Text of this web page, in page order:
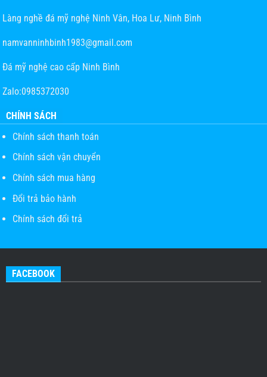
Làng nghề đá mỹ nghệ Ninh Vân, Hoa Lư, Ninh Bình
namvanninhbinh1983@gmail.com
Đá mỹ nghệ cao cấp Ninh Bình
Zalo:0985372030
CHÍNH SÁCH
Chính sách thanh toán
Chính sách vận chuyển
Chính sách mua hàng
Đổi trả bảo hành
Chính sách đổi trả
FACEBOOK